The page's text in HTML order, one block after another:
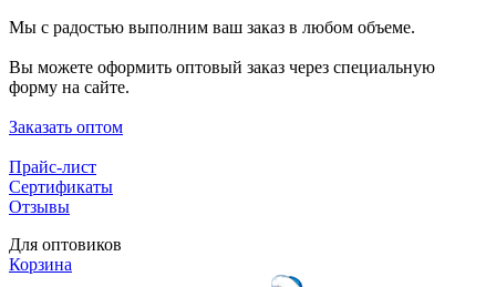
Мы с радостью выполним ваш заказ в любом объеме.
Вы можете оформить оптовый заказ через специальную
форму на сайте.
Заказать оптом
Прайс-лист
Сертификаты
Отзывы
Для оптовиков
Корзина